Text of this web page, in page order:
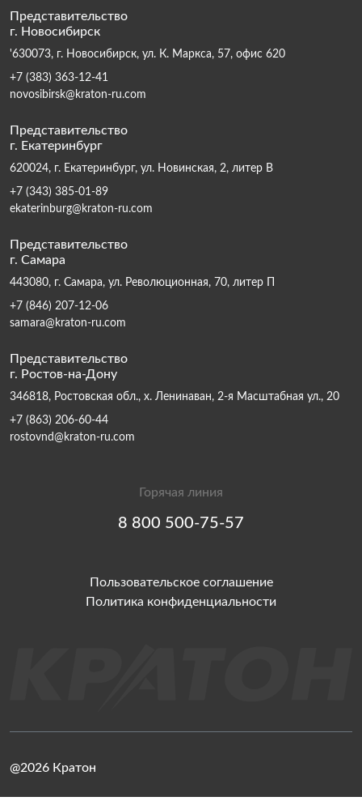
Представительство
г. Новосибирск
'630073, г. Новосибирск, ул. К. Маркса, 57, офис 620
+7 (383) 363-12-41
novosibirsk@kraton-ru.com
Представительство
г. Екатеринбург
620024, г. Екатеринбург, ул. Новинская, 2, литер В
+7 (343) 385-01-89
ekaterinburg@kraton-ru.com
Представительство
г. Самара
443080, г. Самара, ул. Революционная, 70, литер П
+7 (846) 207-12-06
samara@kraton-ru.com
Представительство
г. Ростов-на-Дону
346818, Ростовская обл., х. Ленинаван, 2-я Масштабная ул., 20
+7 (863) 206-60-44
rostovnd@kraton-ru.com
Горячая линия
8 800 500-75-57
Пользовательское соглашение
Политика конфиденциальности
@2026 Кратон